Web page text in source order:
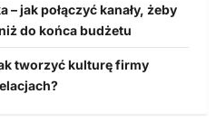
– jak połączyć kanały, żeby
do końca budżetu
tworzyć kulturę firmy